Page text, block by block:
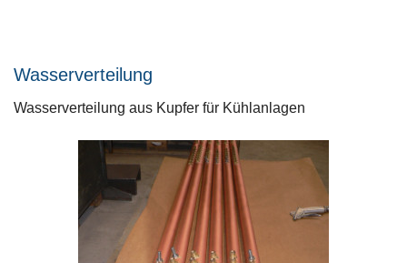
Wasserverteilung
Wasserverteilung aus Kupfer für Kühlanlagen